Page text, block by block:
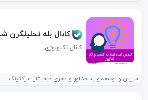
کانال بله تحلیلگران
کانال تکنولوژی
میزبان و توسعه وب، مشاور و مجری دیجیتال مارکتینگ